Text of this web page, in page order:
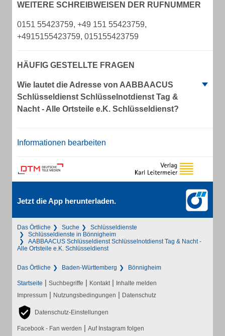
WEITERE SCHREIBWEISEN DER RUFNUMMER
0151 55423759, +49 151 55423759,
+4915155423759, 015155423759
HÄUFIG GESTELLTE FRAGEN
Wie lautet die Adresse von AABBAACUS
Schlüsseldienst Schlüsselnotdienst Tag &
Nacht - Alle Ortsteile e.K. Schlüsseldienst?
Informationen bearbeiten
Jetzt die App herunterladen.
Das Örtliche Suche
Schlüsseldienste
Schlüsseldienste in Bönnigheim
AABBAACUS Schlüsseldienst Schlüsselnotdienst Tag & Nacht -
Alle Ortsteile e.K. Schlüsseldienst
Das Örtliche Baden-Württemberg Bönnigheim
Startseite | Suchbegriffe | Kontakt | Inhalte melden
Impressum | Nutzungsbedingungen | Datenschutz
Datenschutz-Einstellungen
Facebook - Fan werden | Auf Instagram folgen